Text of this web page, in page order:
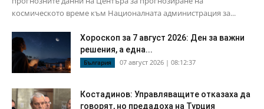
космическото време към Националната администрация за...
Хороскоп за 7 август 2026: Ден за важни
решения, а една...
България 07 август 2026 | 08:12:37
Костадинов: Управляващите отказаха да
говорят, но предадоха на Турция